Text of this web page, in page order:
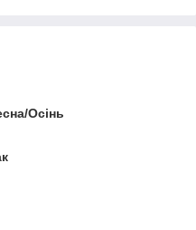
Осінь